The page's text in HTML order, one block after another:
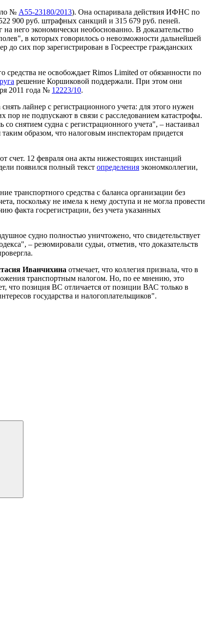
№ А55-23180/2013). Она оспаривала действия ИФНС по
900 руб. штрафных санкций и 315 679 руб. пеней.
него экономически необоснованно. В доказательство
в которых говорилось о невозможности дальнейшей
сих пор зарегистрирован в Госреестре гражданских
средства не освобождает Rimos Limited от обязанности по
решение Коршиковой поддержали. При этом они
2011 года № 12223/10.
лайнер с регистрационного учета: для этого нужен
пор не подпускают в связи с расследованием катастрофы.
снятием судна с регистрационного учета", – настаивал
таким образом, что налоговым инспекторам придется
счет. 12 февраля она акты нижестоящих инстанций
появился полный текст определения экономколлегии,
транспортного средства с баланса организации без
поскольку не имела к нему доступа и не могла провести
факта госрегистрации, без учета указанных
судно полностью уничтожено, что свидетельствует
– резюмировали судьи, отметив, что доказательств
Иванчихина отмечает, что коллегия признала, что в
транспортным налогом. Но, по ее мнению, это
что позиция ВС отличается от позиции ВАС только в
государства и налогоплательщиков".